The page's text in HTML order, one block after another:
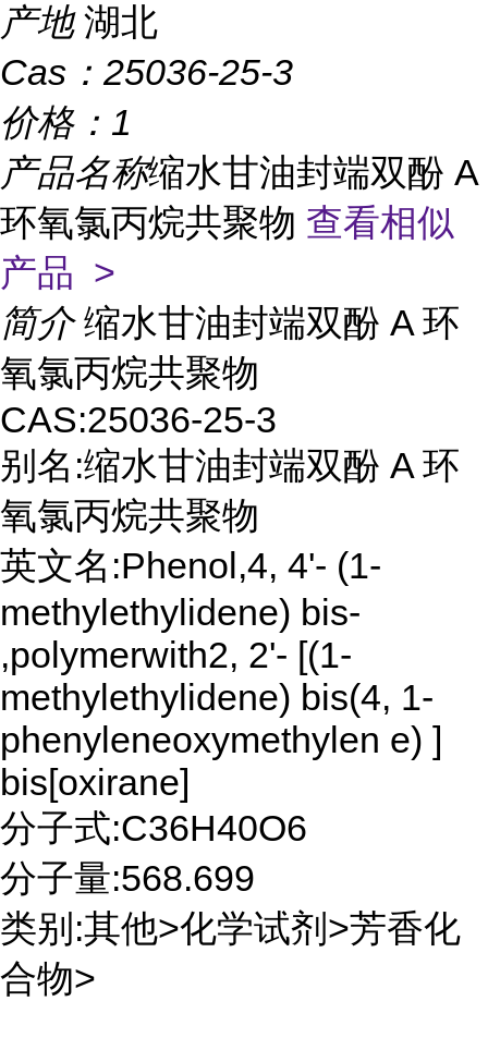
产地 湖北
Cas： 25036-25-3
价格： 1
产品名称缩水甘油封端双酚 A
环氧氯丙烷共聚物 查看相似
产品 >
简介 缩水甘油封端双酚 A 环
氧氯丙烷共聚物
CAS:25036-25-3
别名:缩水甘油封端双酚 A 环
氧氯丙烷共聚物
英文名:Phenol,4, 4'- (1-
methylethylidene) bis-
,polymerwith2, 2'- [(1-
methylethylidene) bis(4, 1-
phenyleneoxymethylen e) ]
bis[oxirane]
分子式:C36H40O6
分子量:568.699
类别:其他>化学试剂>芳香化
合物>